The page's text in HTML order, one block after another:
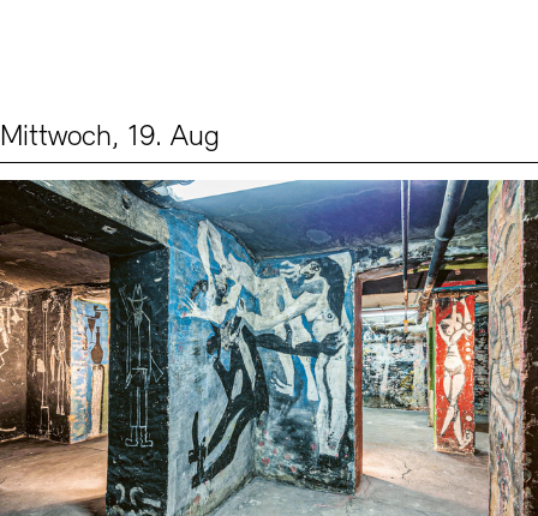
Mittwoch, 19. Aug